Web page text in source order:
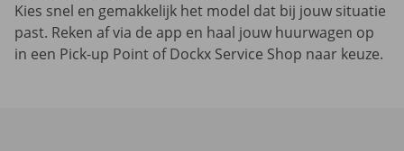
Kies snel en gemakkelijk het model dat bij jouw situatie
past. Reken af via de app en haal jouw huurwagen op
in een Pick-up Point of Dockx Service Shop naar keuze.